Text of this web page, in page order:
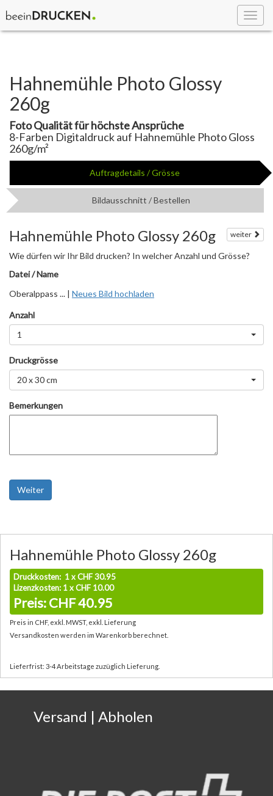
Hahnemühle Photo Glossy
260g
Foto Qualität für höchste Ansprüche
8-Farben Digitaldruck auf Hahnemühle Photo Gloss
260g/m²
Auftragdetails / Grösse
Bildausschnitt / Bestellen
weiter
Hahnemühle Photo Glossy 260g
Wie dürfen wir Ihr Bild drucken? In welcher Anzahl und Grösse?
Datei / Name
Oberalppass ... | Neues Bild hochladen
Anzahl
1
Druckgrösse
20 x 30 cm
Bemerkungen
Weiter
Hahnemühle Photo Glossy 260g
Druckkosten: 1 x CHF 30.95
Lizenzkosten: 1 x CHF 10.00
Preis: CHF 40.95
Preis in CHF, exkl. MWST, exkl. Lieferung
Versandkosten werden im Warenkorb berechnet.
Lieferfrist: 3-4 Arbeitstage zuzüglich Lieferung.
Versand | Abholen